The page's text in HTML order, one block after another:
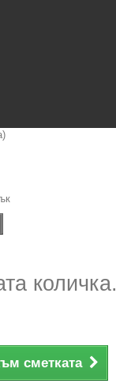
количка.
сметката